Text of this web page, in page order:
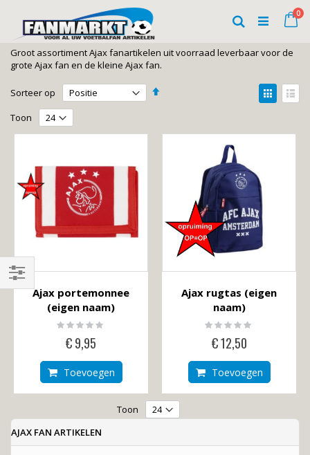
naar
inhoud
0
Zoeken
Groot assortiment Ajax fanartikelen uit voorraad leverbaar voor de
grote Ajax fan en de kleine Ajax fan.
Sorteer op
Van
Tonen
als
Toon
Ajax portemonnee
(eigen naam)
Rating:
0%
€ 9,95
Toevoegen
Ajax rugtas (eigen
naam)
Rating:
0%
€ 12,50
Toevoegen
Toon
AJAX FAN ARTIKELEN
Shop